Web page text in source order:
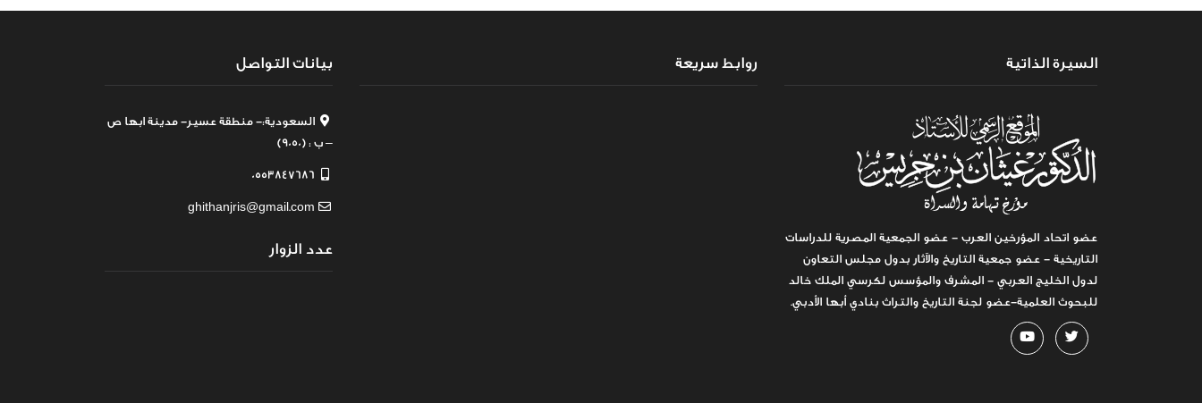
السيرة الذاتية
عضو اتحاد المؤرخين العرب - عضو الجمعية المصرية للدراسات
التاريخية - عضو جمعية التاريخ والآثار بدول مجلس التعاون
لدول الخليج العربي - المشرف والمؤسس لكرسي الملك خالد
للبحوث العلمية-عضو لجنة التاريخ والتراث بنادي أبها الأدبي.
روابط سريعة بيانات التواصل
السعودية:- منطقة عسير- مدينة ابها ص
– ب : (9050)
0553847686
ghithanjris@gmail.com
عدد الزوار